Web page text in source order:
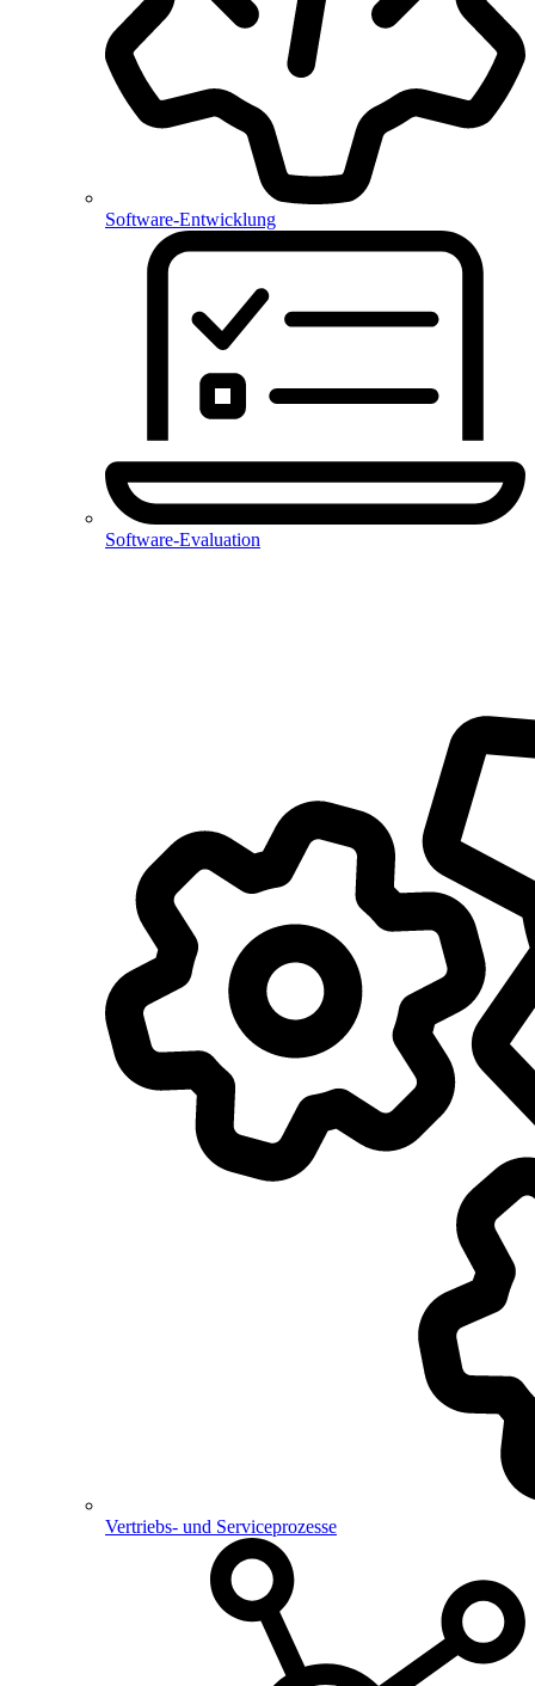
Software-Entwicklung
Software-Evaluation
Vertriebs- und Serviceprozesse